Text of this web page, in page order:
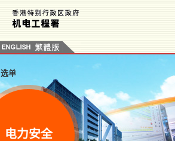
选单
电力安全